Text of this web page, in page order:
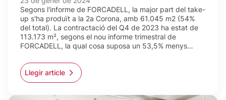
Segons l'informe de FORCADELL, la major part del take-
up s'ha produït a la 2a Corona, amb 61.045 m2 (54%
del total). La contractació del Q4 de 2023 ha estat de
113.173 m², segons el nou informe trimestral de
FORCADELL, la qual cosa suposa un 53,5% menys…
Llegir article